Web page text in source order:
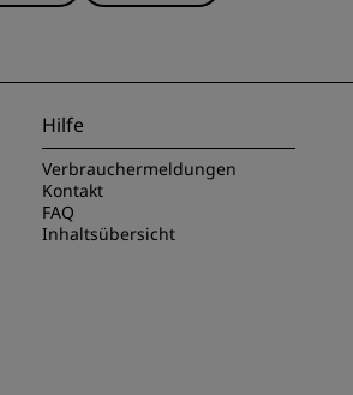
Hilfe
Verbrauchermeldungen
Kontakt
FAQ
Inhaltsübersicht